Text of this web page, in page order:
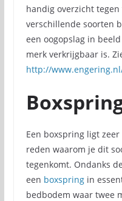
handig overzicht
verschillende soorten
een oogopslag in
merk verkrijgbaar is.
http://
Een boxspring ligt
reden waarom je dit
tegenkomt. Ondanks
een boxspringin
bedbodem waar twee